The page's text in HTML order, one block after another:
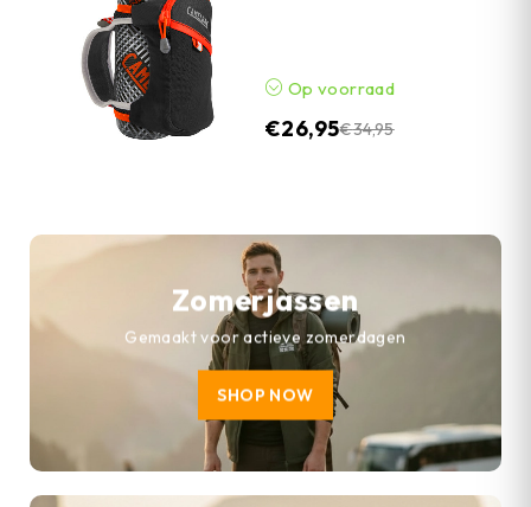
Op voorraad
€34,95
€26,95
Zomerjassen
Gemaakt voor actieve zomerdagen
SHOP NOW